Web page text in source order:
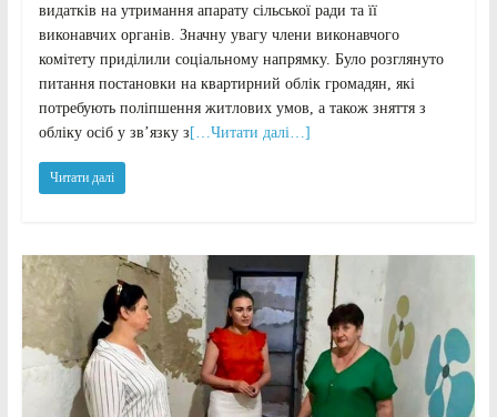
видатків на утримання апарату сільської ради та її
виконавчих органів. Значну увагу члени виконавчого
комітету приділили соціальному напрямку. Було розглянуто
питання постановки на квартирний облік громадян, які
потребують поліпшення житлових умов, а також зняття з
обліку осіб у зв’язку з […Читати далі…]
Читати далі